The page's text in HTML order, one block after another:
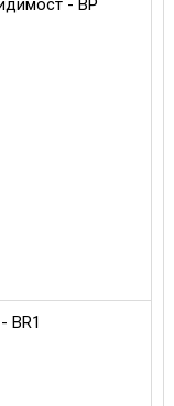
- BP
BR1